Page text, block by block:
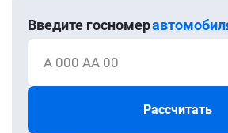
Введите госномер
А 000 АА 00
Рассчитать